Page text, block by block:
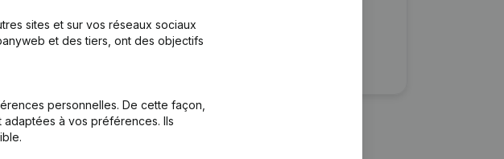
plus
sites et sur vos réseaux sociaux
et des tiers, ont des objectifs
personnelles. De cette façon,
à vos préférences. Ils